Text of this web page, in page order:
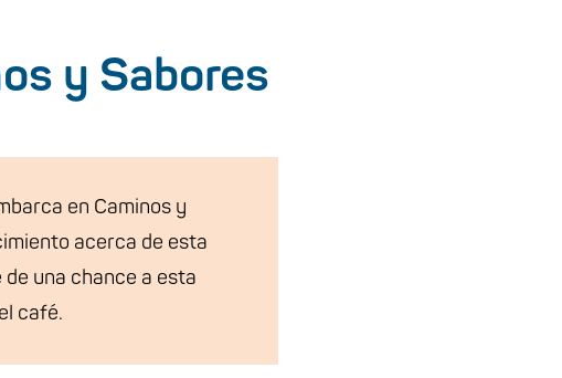
y Sabores
en Caminos y
acerca de esta
una chance a esta
café.